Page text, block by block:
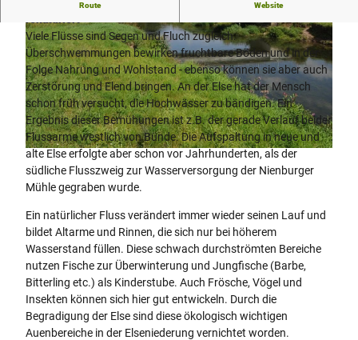
© Biologische Station Ravensberg im Kreis Herford e.V. |CC-BY-SA
© Biologische Station Ravensberg im Kreis Herford e.V. |CC-BY-SA
Route Website
Viele Flüsse sind Segen und Fluch zugleich:
Überschwemmungen bewirken fruchtbare Böden und in der
Folge Nahrung und Wohlstand - ebenso können sie aber auch
Zerstörung und Elend bringen. An der Else hat der Mensch
schon früh versucht, die Hochwässer zu bändigen. Ein
Ergebnis dieser Bemühungen ist z.B. der gerade Verlauf beider
Flussarme westlich von Bünde. Die Aufspaltung in neue und
alte Else erfolgte aber schon vor Jahrhunderten, als der
südliche Flusszweig zur Wasserversorgung der Nienburger
Mühle gegraben wurde.
Ein natürlicher Fluss verändert immer wieder seinen Lauf und
bildet Altarme und Rinnen, die sich nur bei höherem
Wasserstand füllen. Diese schwach durchströmten Bereiche
nutzen Fische zur Überwinterung und Jungfische (Barbe,
Bitterling etc.) als Kinderstube. Auch Frösche, Vögel und
Insekten können sich hier gut entwickeln. Durch die
Begradigung der Else sind diese ökologisch wichtigen
Auenbereiche in der Elseniederung vernichtet worden.